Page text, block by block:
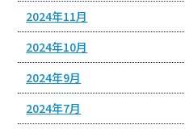
2024年11月
2024年10月
2024年9月
2024年7月